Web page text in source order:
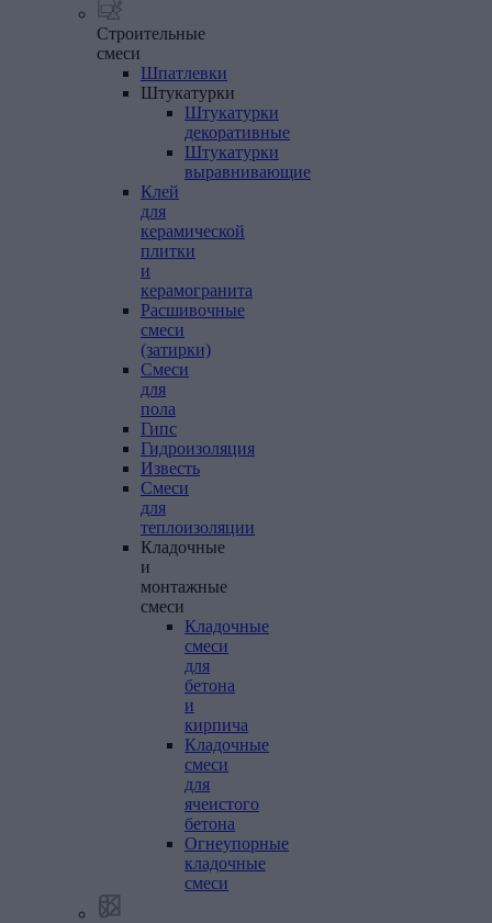
Строительные
смеси
Шпатлевки
Штукатурки
Штукатурки
декоративные
Штукатурки
выравнивающие
Клей
для
керамической
плитки
и
керамогранита
Расшивочные
смеси
(затирки)
Смеси
для
пола
Гипс
Гидроизоляция
Известь
Смеси
для
теплоизоляции
Кладочные
и
монтажные
смеси
Кладочные
смеси
для
бетона
и
кирпича
Кладочные
смеси
для
ячеистого
бетона
Огнеупорные
кладочные
смеси